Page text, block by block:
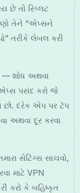
છે તો સ્પ્લિટ
તેને “એપ્સને
તરીકે લેબલ કરી
— શોધ અથવા
એપ્સ પસંદ કરો જે
છો. દરેક એપ પર ટૅપ
અથવા દૂર કરવા
સેટિંગ્સ સાચવો,
માટે VPN
કરો કે બહિષ્કૃત